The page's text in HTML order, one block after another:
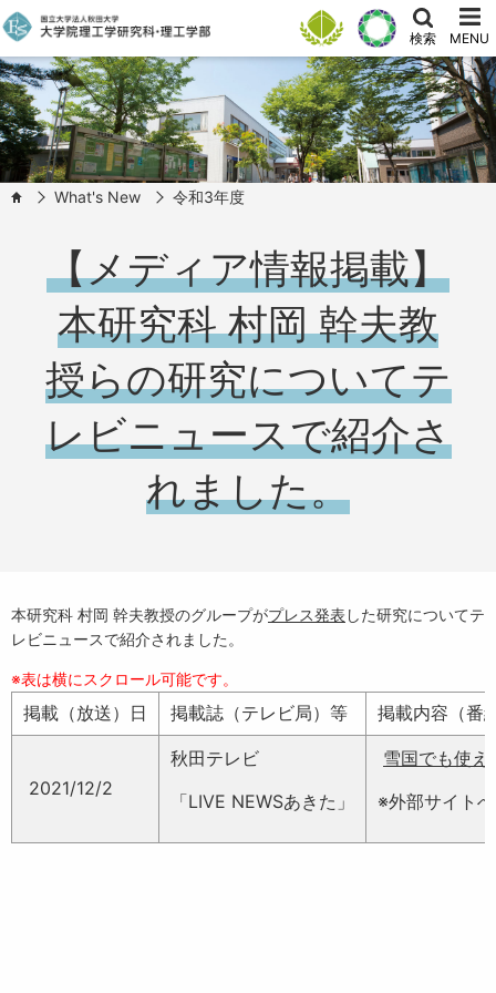
検索 MENU
HOMEWhat's New 令和3年度
【メディア情報掲載】
本研究科 村岡 幹夫教
授らの研究についてテ
レビニュースで紹介さ
れました。
本研究科 村岡 幹夫教授のグループがプレス発表 した研究についてテ
レビニュースで紹介されました。
掲載（放送）日 掲載誌（テレビ局）等 掲載内容（番
2021/12/2
秋田テレビ
「LIVE NEWSあきた」
雪国でも使え
※外部サイト